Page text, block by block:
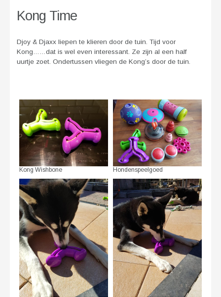
Kong Time
Djoy & Djaxx liepen te klieren door de tuin. Tijd voor
Kong……dat is wel even interessant. Ze zijn al een half
uurtje zoet. Ondertussen vliegen de Kong’s door de tuin.
Kong Wishbone Hondenspeelgoed